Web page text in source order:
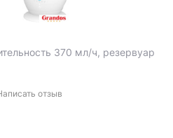
370 мл/ч, резервуар
отзыв